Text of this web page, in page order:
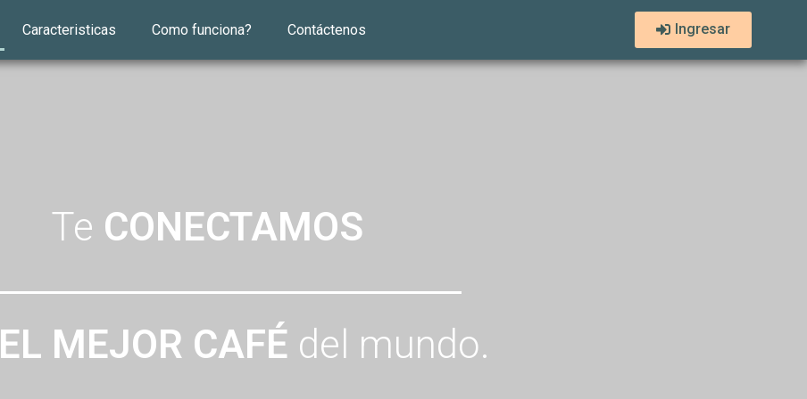
Caracteristicas Como funciona? Contáctenos Ingresar
Te CONECTAMOS
EL MEJOR CAFÉ del mundo.